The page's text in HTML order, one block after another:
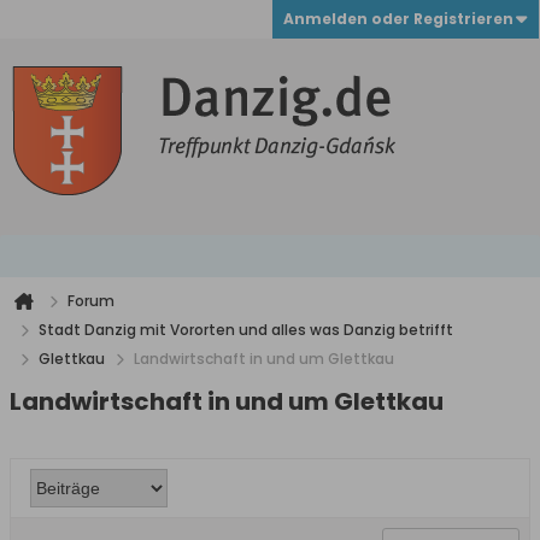
Anmelden oder Registrieren
Forum
Stadt Danzig mit Vororten und alles was Danzig betrifft
Glettkau
Landwirtschaft in und um Glettkau
Landwirtschaft in und um Glettkau